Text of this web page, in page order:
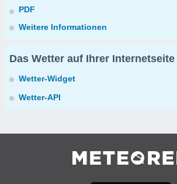
PDF
Weitere Informationen
Das Wetter auf Ihrer Internetseite
Wetter-Widget
Wetter-API